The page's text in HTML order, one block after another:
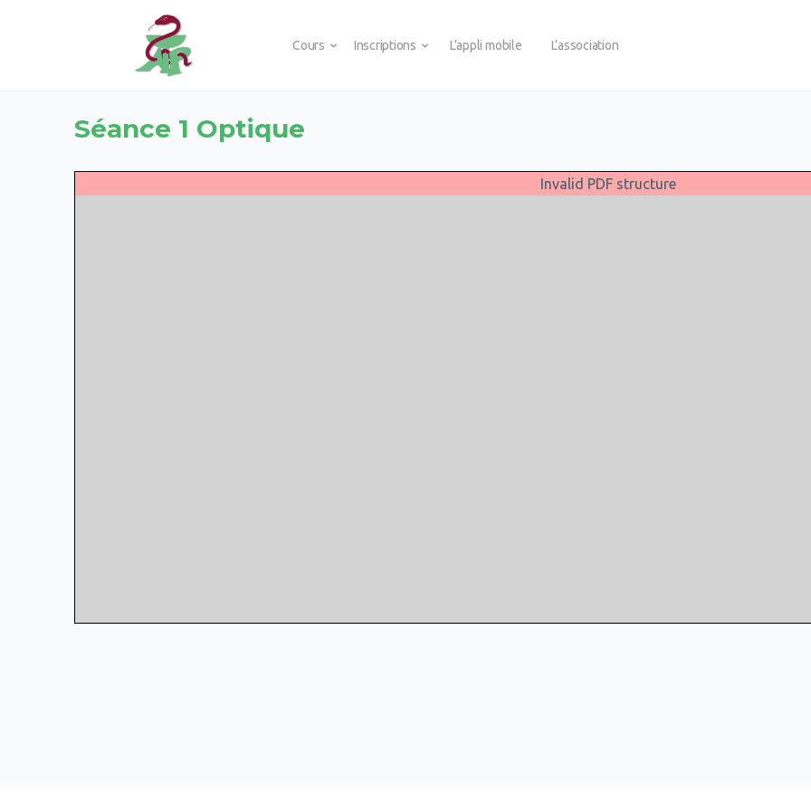
Cours Inscriptions L’appli mobile L’association
Séance 1 Optique
Invalid PDF structure